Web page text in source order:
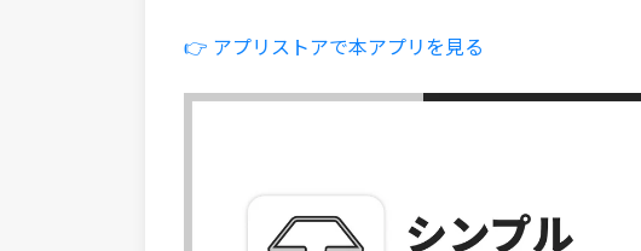
👉 アプリストアで本アプリを見る